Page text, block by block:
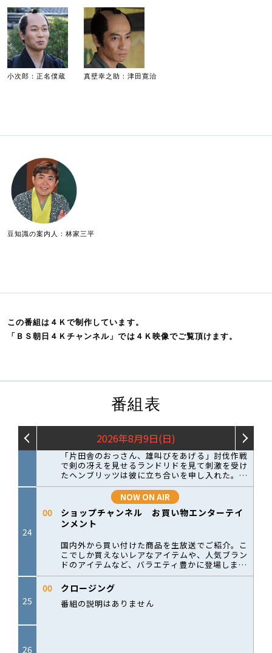
小次郎：正名僕蔵 真壁幸之助：津田寛治
豆知識の案内人：林家三平
この番組は４Ｋで制作しています。
「ＢＳ朝日４Ｋチャンネル」では４Ｋ映像でご覧頂けます。
番組表